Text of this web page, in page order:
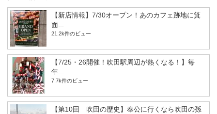
【新店情報】7/30オープン！あのカフェ跡地に箕
面...
21.2k件のビュー
【7/25・26開催！吹田駅周辺が熱くなる！】毎
年...
7.7k件のビュー
【第10回 吹田の歴史】奉公に行くなら吹田の孫